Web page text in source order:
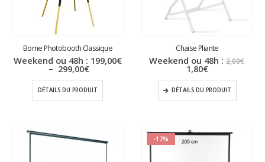
Borne Photobooth Classique
Weekend ou 48h : 199,00€
– 299,00€Plage
prix :
199,00€
à
DÉTAILS DU PRODUIT
Chaise Pliante
Weekend ou 48h : 2,00€
1,80€Le
actuel
est :
1,80€.
DÉTAILS DU PRODUIT
-17%